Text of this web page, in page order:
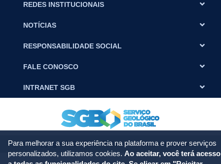
REDES INSTITUCIONAIS
NOTÍCIAS
RESPONSABILIDADE SOCIAL
FALE CONOSCO
INTRANET SGB
© Copyright 2024 SGB. Todos os direitos reservados.
Para melhorar a sua experiência na plataforma e prover serviços
personalizados, utilizamos cookies. Ao aceitar, você terá acesso